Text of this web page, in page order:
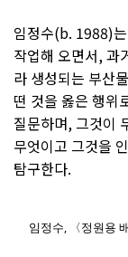
임정수(b. 1988)
작업해 오면서, 과
라 생성되는 부산
떤 것을 옳은 행위
질문하며, 그것이
무엇이고 그것을
탐구한다.
임정수, 〈정원용